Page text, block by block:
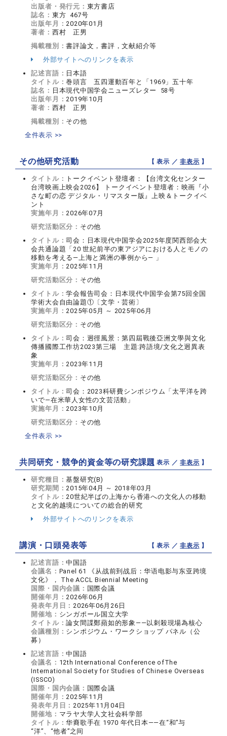
出版者・発行元： 東方書店
誌名： 東方 467号
出版年月：2020年01月
著者： 西村 正男
掲載種別：書評論文，書評，文献紹介等
外部サイトへのリンクを表示
記述言語： 日本語
タイトル：巻頭言 五四運動百年と「1969」五十年
誌名： 日本現代中国学会ニューズレター 58号
出版年月：2019年10月
著者： 西村 正男
掲載種別： その他
全件表示 >>
その他研究活動 【 表示 ／非表示 】
タイトル： トークイベント登壇者：【台湾文化センター
台湾映画上映会2026】 トークイベント登壇者：映画『小
さな町の恋 デジタル・リマスター版』上映＆トークイベ
ント
実施年月：2026年07月
研究活動区分： その他
タイトル：司会：日本現代中国学会2025年度関西部会大
会共通論題「20 世紀前半の東アジアにおける人とモノの
移動を考える―上海と満洲の事例から― 」
実施年月：2025年11月
研究活動区分： その他
タイトル：学会報告司会：日本現代中国学会第75回全国
学術大会自由論題①〔文学・芸術〕
実施年月：2025年05月 ～ 2025年06月
研究活動区分： その他
タイトル：司会：迥徑風景：第四屆戰後亞洲文學與文化
傳播國際工作坊2023第三場 主題:跨語境/文化之迥異表
象
実施年月：2023年11月
研究活動区分： その他
タイトル：司会：2023科研費シンポジウム「太平洋を跨
いで―在米華人女性の文芸活動」
実施年月：2023年10月
研究活動区分： その他
全件表示 >>
共同研究・競争的資金等の研究課題【 表示 ／非表示 】
研究種目：基盤研究(B)
研究期間：2015年04月 ～ 2018年03月
タイトル：20世紀半ばの上海から香港への文化人の移動
と文化的越境についての総合的研究
外部サイトへのリンクを表示
講演・口頭発表等 【 表示 ／非表示 】
記述言語：中国語
会議名： Panel 61 《从战前到战后：华语电影与东亚跨境
文化》， The ACCL Biennial Meeting
国際・国内会議： 国際会議
開催年月：2026年06月
発表年月日：2026年06月26日
開催地： シンガポール国立大学
タイトル：論女間諜鄭蘋如的形象——以刺殺現場為核心
会議種別： シンポジウム・ワークショップ パネル（公
募）
記述言語：中国語
会議名： 12th International Conference ofThe
International Society for Studies of Chinese Overseas
(ISSCO)
国際・国内会議： 国際会議
開催年月：2025年11月
発表年月日：2025年11月04日
開催地： マラヤ大学人文社会科学部
タイトル：华裔歌手在 1970 年代日本——在“和”与
“洋”、“他者”之间